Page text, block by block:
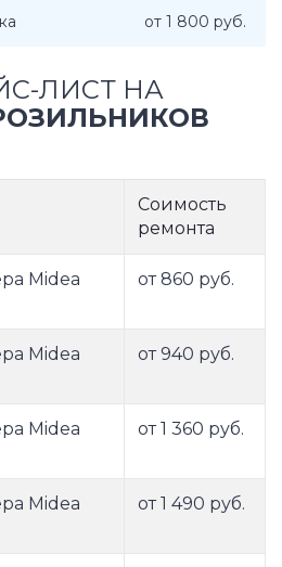
от 1 800 руб.
ЛИСТ НА
Соимость
ремонта
Midea
от 860 руб.
Midea
от 940 руб.
Midea
от 1 360 руб.
Midea
от 1 490 руб.